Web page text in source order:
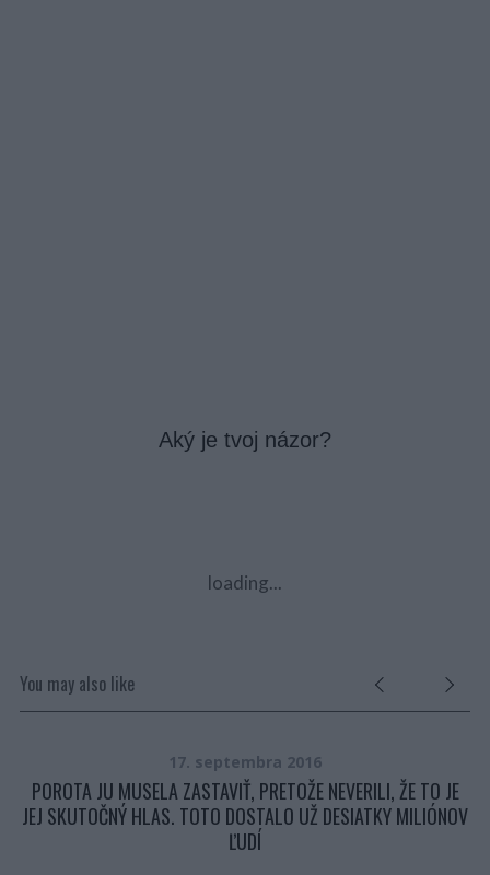
Aký je tvoj názor?
loading...
You may also like
17. septembra 2016
POROTA JU MUSELA ZASTAVIŤ, PRETOŽE NEVERILI, ŽE TO JE
JEJ SKUTOČNÝ HLAS. TOTO DOSTALO UŽ DESIATKY MILIÓNOV
ĽUDÍ